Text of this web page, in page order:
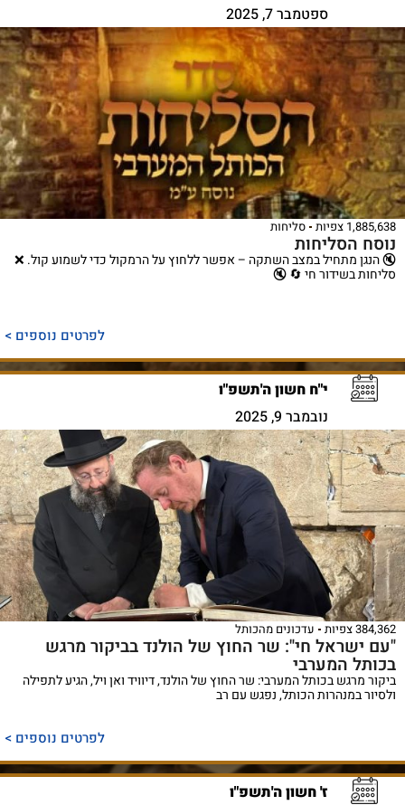
ספטמבר 7, 2025
1,885,638 צפיות סליחות
נוסח הסליחות
🔇 הנגן מתחיל במצב השתקה – אפשר ללחוץ על הרמקול כדי לשמוע קול. ❌
סליחות בשידור חי 🔄 🔇
לפרטים נוספים >
י"ח חשון ה'תשפ"ו
נובמבר 9, 2025
384,362 צפיות עדכונים מהכותל
"עם ישראל חי": שר החוץ של הולנד בביקור מרגש
בכותל המערבי
ביקור מרגש בכותל המערבי: שר החוץ של הולנד, דיוויד ואן ויל, הגיע לתפילה
ולסיור במנהרות הכותל, נפגש עם רב
לפרטים נוספים >
ז' חשון ה'תשפ"ו